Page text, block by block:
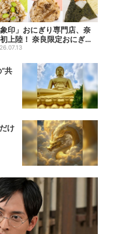
象印」おにぎり専門店、奈
上陸！ 奈良限定おにぎ
1000円前後のだし巻き...
共
け